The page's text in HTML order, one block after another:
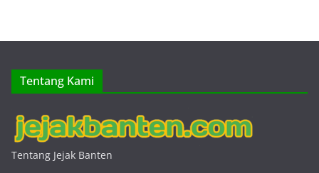
Tentang Kami
Tentang Jejak Banten